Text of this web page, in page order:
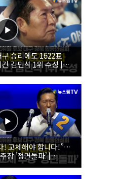
승리에도 1622표
김민석 1위 수성 |
당대표·최고위원 후
회
! 교체해야 합니다!”…
장 ‘정면돌파’ |
당대표·최고위원 후
회